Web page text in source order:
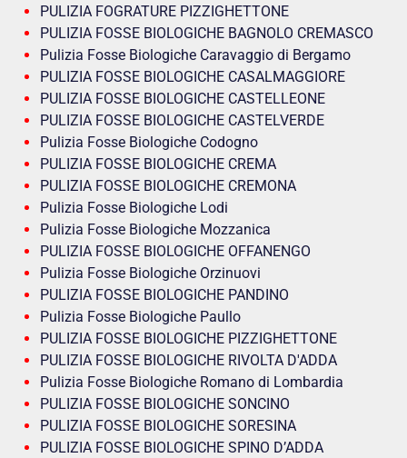
PULIZIA FOGRATURE PIZZIGHETTONE
PULIZIA FOSSE BIOLOGICHE BAGNOLO CREMASCO
Pulizia Fosse Biologiche Caravaggio di Bergamo
PULIZIA FOSSE BIOLOGICHE CASALMAGGIORE
PULIZIA FOSSE BIOLOGICHE CASTELLEONE
PULIZIA FOSSE BIOLOGICHE CASTELVERDE
Pulizia Fosse Biologiche Codogno
PULIZIA FOSSE BIOLOGICHE CREMA
PULIZIA FOSSE BIOLOGICHE CREMONA
Pulizia Fosse Biologiche Lodi
Pulizia Fosse Biologiche Mozzanica
PULIZIA FOSSE BIOLOGICHE OFFANENGO
Pulizia Fosse Biologiche Orzinuovi
PULIZIA FOSSE BIOLOGICHE PANDINO
Pulizia Fosse Biologiche Paullo
PULIZIA FOSSE BIOLOGICHE PIZZIGHETTONE
PULIZIA FOSSE BIOLOGICHE RIVOLTA D'ADDA
Pulizia Fosse Biologiche Romano di Lombardia
PULIZIA FOSSE BIOLOGICHE SONCINO
PULIZIA FOSSE BIOLOGICHE SORESINA
PULIZIA FOSSE BIOLOGICHE SPINO D’ADDA